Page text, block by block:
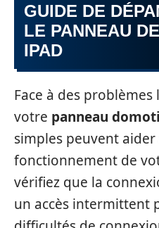
GUIDE DE
LE PANNEAU
IPAD
Face à des
votre panneau
simples peuvent
fonctionnement de
vérifiez que la
un accès intermittent